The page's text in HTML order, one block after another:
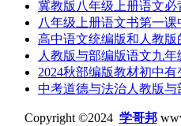
冀教版八年级上册语文必
八年级上册语文书第一课
高中语文统编版和人教版
人教版与部编版语文九年
2024秋部编版教材初中有
中考道德与法治人教版与
Copyright ©2024 学哥邦